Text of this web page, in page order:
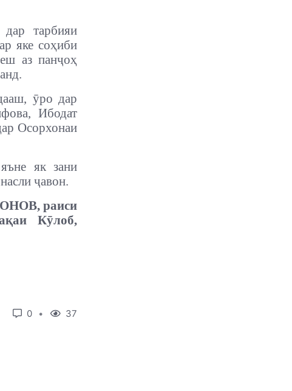
тарбияи
яке соҳиби
аз панҷоҳ
ӯро дар
Ибодат
Осорхонаи
як зани
ҷавон.
раиси
Кӯлоб,
0 37